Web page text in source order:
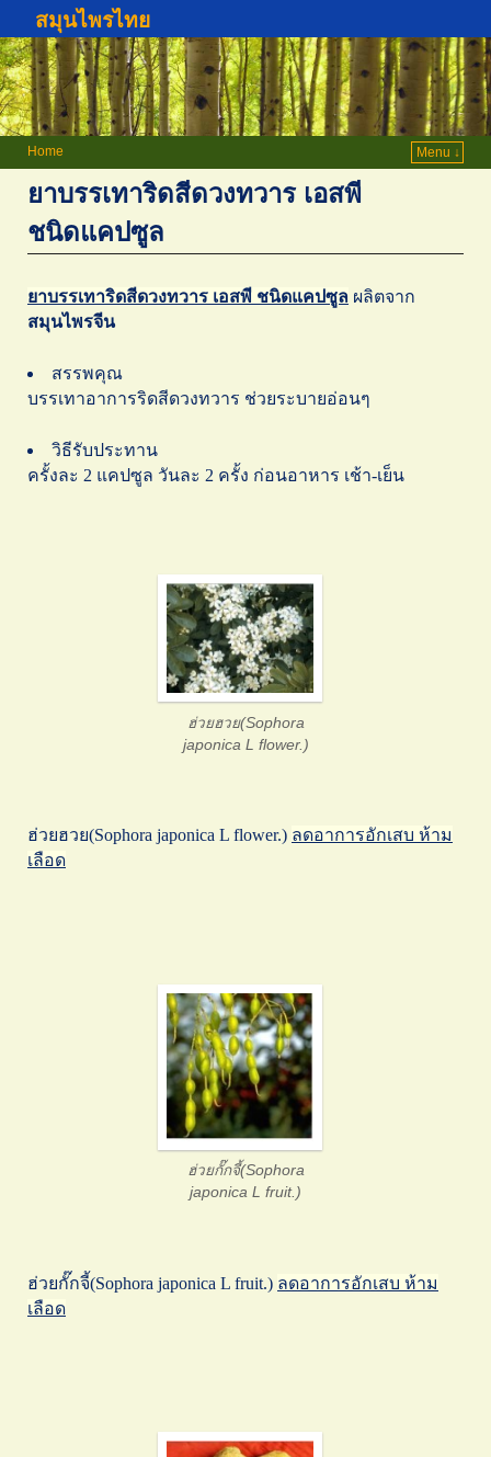
สมุนไพรไทย
Home Menu ↓
ยาบรรเทาริดสีดวงทวาร เอสพี
ชนิดแคปซูล
ยาบรรเทาริดสีดวงทวาร เอสพี ชนิดแคปซูล ผลิตจาก
สมุนไพรจีน
สรรพคุณ
บรรเทาอาการริดสีดวงทวาร ช่วยระบายอ่อนๆ
วิธีรับประทาน
ครั้งละ 2 แคปซูล วันละ 2 ครั้ง ก่อนอาหาร เช้า-เย็น
ฮ่วยฮวย(Sophora
japonica L flower.)
ฮ่วยฮวย(Sophora japonica L flower.) ลดอาการอักเสบ ห้าม
เลือด
ฮ่วยกั๊กจี้(Sophora
japonica L fruit.)
ฮ่วยกั๊กจี้(Sophora japonica L fruit.) ลดอาการอักเสบ ห้าม
เลือด